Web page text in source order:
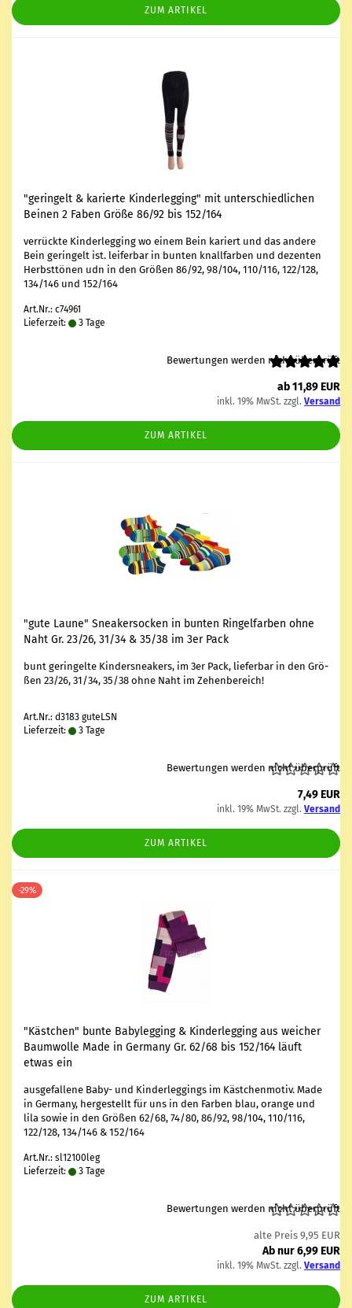
ZUM ARTIKEL
"ge­rin­gelt & ka­rier­te Kin­der­leg­ging" mit un­ter­schied­li­chen
Bei­nen 2 Faben Größe 86/92 bis 152/164
ver­rück­te Kin­der­leg­ging wo einem Bein ka­riert und das an­de­re
Bein ge­rin­gelt ist. lei­fer­bar in bun­ten knall­far­ben und de­zen­ten
Herbst­tö­nen udn in den Grö­ßen 86/92, 98/104, 110/116, 122/128,
134/146 und 152/164
Art.Nr.: c74961
Lieferzeit:
3 Tage
Bewertungen werden nicht überprüft
ab 11,89 EUR
inkl. 19% MwSt. zzgl. Versand
ZUM ARTIKEL
"gute Laune" Snea­ker­so­cken in bun­ten Rin­gel­far­ben ohne
Naht Gr. 23/26, 31/34 & 35/38 im 3er Pack
bunt ge­rin­gel­te Kin­dersnea­kers, im 3er Pack, lie­fer­bar in den Grö­
ßen 23/26, 31/34, 35/38 ohne Naht im Ze­hen­be­reich!
Art.Nr.: d3183 guteLSN
Lieferzeit:
3 Tage
Bewertungen werden nicht überprüft
7,49 EUR
inkl. 19% MwSt. zzgl. Versand
ZUM ARTIKEL
-29%
"Käst­chen" bunte Ba­by­leg­ging & Kin­der­leg­ging aus wei­cher
Baum­wol­le Made in Ger­ma­ny Gr. 62/68 bis 152/164 läuft
etwas ein
aus­ge­fal­le­ne Baby- und Kin­der­leg­gings im Käst­chen­mo­tiv. Made
in Ger­ma­ny, her­ge­stellt für uns in den Far­ben blau, oran­ge und
lila sowie in den Grö­ßen 62/68, 74/80, 86/92, 98/104, 110/116,
122/128, 134/146 & 152/164
Art.Nr.: sl12100leg
Lieferzeit:
3 Tage
Bewertungen werden nicht überprüft
alte Preis 9,95 EUR
Ab nur 6,99 EUR
inkl. 19% MwSt. zzgl. Versand
ZUM ARTIKEL